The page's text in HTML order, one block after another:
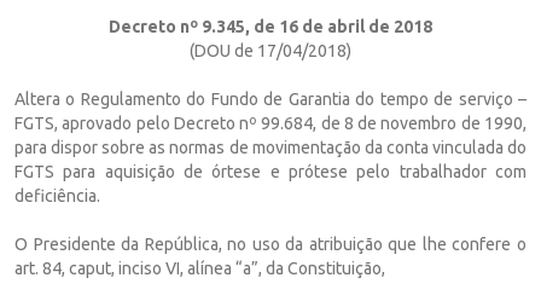
Decreto nº 9.345, de 16 de abril de 2018
(DOU de 17/04/2018)
Altera o Regulamento do Fundo de Garantia do tempo de serviço –
FGTS, aprovado pelo Decreto nº 99.684, de 8 de novembro de 1990,
para dispor sobre as normas de movimentação da conta vinculada do
FGTS para aquisição de órtese e prótese pelo trabalhador com
deficiência.
O Presidente da República, no uso da atribuição que lhe confere o
art. 84, caput, inciso VI, alínea “a”, da Constituição,